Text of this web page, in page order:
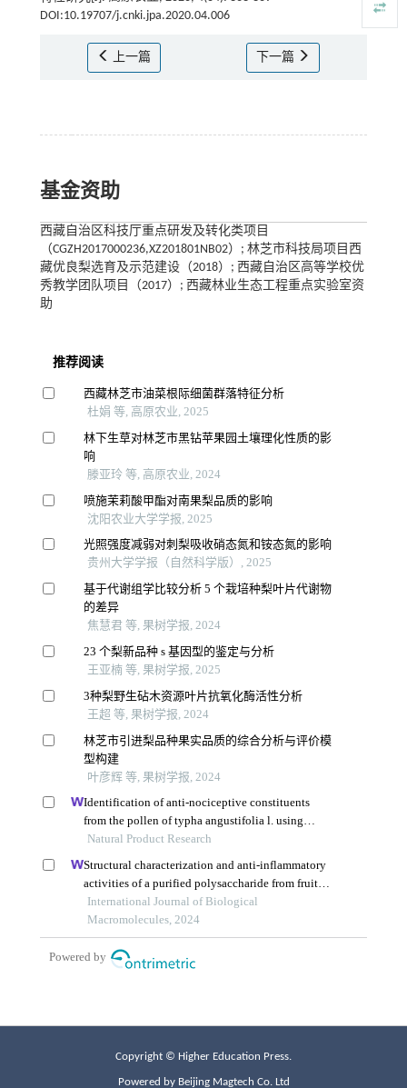
DOI:10.19707/j.cnki.jpa.2020.04.006
上一篇 下一篇
基金资助
西藏自治区科技厅重点研发及转化类项目
（CGZH2017000236,XZ201801NB02）; 林芝市科技局项目西
藏优良梨选育及示范建设（2018）; 西藏自治区高等学校优
秀教学团队项目（2017）; 西藏林业生态工程重点实验室资
助
Copyright © Higher Education Press.
Powered by Beijing Magtech Co. Ltd